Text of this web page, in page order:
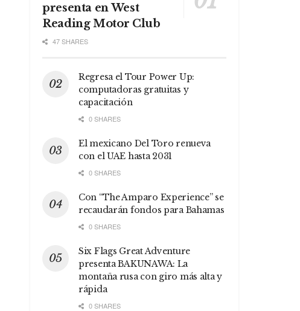
presenta en West
Reading Motor Club
47 SHARES
Regresa el Tour Power Up:
computadoras gratuitas y
capacitación
0 SHARES
El mexicano Del Toro renueva
con el UAE hasta 2031
0 SHARES
Con “The Amparo Experience” se
recaudarán fondos para Bahamas
0 SHARES
Six Flags Great Adventure
presenta BAKUNAWA: La
montaña rusa con giro más alta y
rápida
0 SHARES